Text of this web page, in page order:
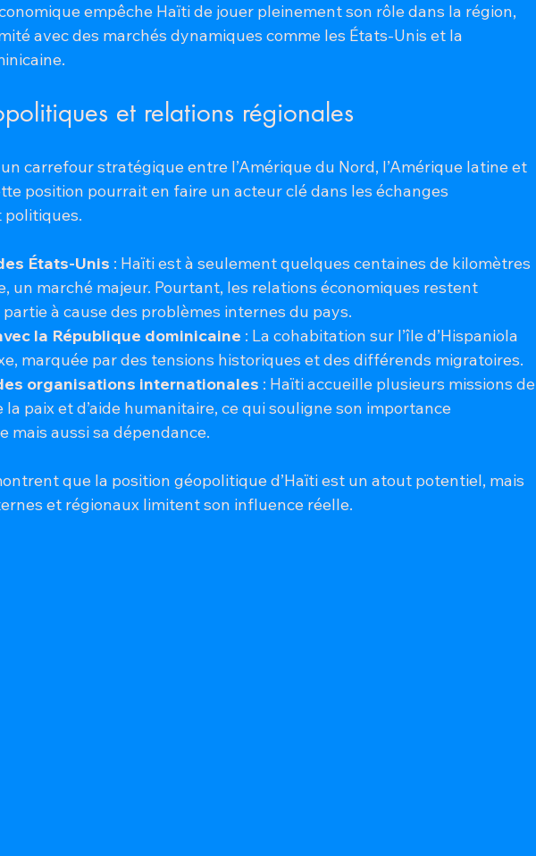
empêche Haïti de jouer pleinement son rôle dans la région,
avec des marchés dynamiques comme les États-Unis et la
et relations régionales
carrefour stratégique entre l’Amérique du Nord, l’Amérique latine et
position pourrait en faire un acteur clé dans les échanges
politiques.
États-Unis : Haïti est à seulement quelques centaines de kilomètres
un marché majeur. Pourtant, les relations économiques restent
à cause des problèmes internes du pays.
la République dominicaine : La cohabitation sur l’île d’Hispaniola
marquée par des tensions historiques et des différends migratoires.
organisations internationales : Haïti accueille plusieurs missions de
la paix et d’aide humanitaire, ce qui souligne son importance
mais aussi sa dépendance.
que la position géopolitique d’Haïti est un atout potentiel, mais
et régionaux limitent son influence réelle.